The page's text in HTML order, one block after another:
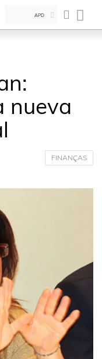
APD
nueva
FINANÇAS